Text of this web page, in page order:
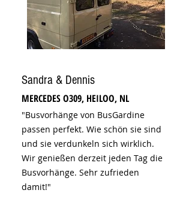
Sandra & Dennis
MERCEDES O309, HEILOO, NL
"Busvorhänge von BusGardine
passen perfekt. Wie schön sie sind
und sie verdunkeln sich wirklich.
Wir genießen derzeit jeden Tag die
Busvorhänge. Sehr zufrieden
damit!"